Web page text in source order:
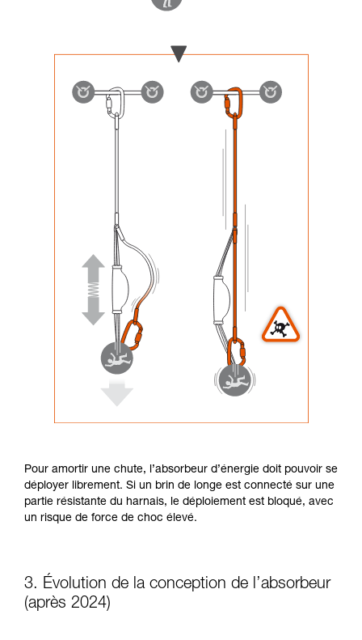
Pour amortir une chute, l’absorbeur d’énergie doit pouvoir se
déployer librement. Si un brin de longe est connecté sur une
partie résistante du harnais, le déploiement est bloqué, avec
un risque de force de choc élevé.
3. Évolution de la conception de l’absorbeur
(après 2024)